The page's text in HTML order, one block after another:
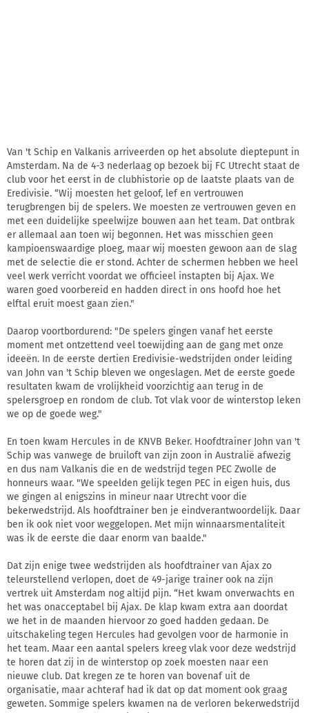
Van 't Schip en Valkanis arriveerden op het absolute dieptepunt in
Amsterdam. Na de 4-3 nederlaag op bezoek bij FC Utrecht staat de
club voor het eerst in de clubhistorie op de laatste plaats van de
Eredivisie. “Wij moesten het geloof, lef en vertrouwen
terugbrengen bij de spelers. We moesten ze vertrouwen geven en
met een duidelijke speelwijze bouwen aan het team. Dat ontbrak
er allemaal aan toen wij begonnen. Het was misschien geen
kampioenswaardige ploeg, maar wij moesten gewoon aan de slag
met de selectie die er stond. Achter de schermen hebben we heel
veel werk verricht voordat we officieel instapten bij Ajax. We
waren goed voorbereid en hadden direct in ons hoofd hoe het
elftal eruit moest gaan zien."
Daarop voortbordurend: "De spelers gingen vanaf het eerste
moment met ontzettend veel toewijding aan de gang met onze
ideeën. In de eerste dertien Eredivisie-wedstrijden onder leiding
van John van 't Schip bleven we ongeslagen. Met de eerste goede
resultaten kwam de vrolijkheid voorzichtig aan terug in de
spelersgroep en rondom de club. Tot vlak voor de winterstop leken
we op de goede weg."
En toen kwam Hercules in de KNVB Beker. Hoofdtrainer John van 't
Schip was vanwege de bruiloft van zijn zoon in Australië afwezig
en dus nam Valkanis die en de wedstrijd tegen PEC Zwolle de
honneurs waar. "We speelden gelijk tegen PEC in eigen huis, dus
we gingen al enigszins in mineur naar Utrecht voor die
bekerwedstrijd. Als hoofdtrainer ben je eindverantwoordelijk. Daar
ben ik ook niet voor weggelopen. Met mijn winnaarsmentaliteit
was ik de eerste die daar enorm van baalde."
Dat zijn enige twee wedstrijden als hoofdtrainer van Ajax zo
teleurstellend verlopen, doet de 49-jarige trainer ook na zijn
vertrek uit Amsterdam nog altijd pijn. “Het kwam onverwachts en
het was onacceptabel bij Ajax. De klap kwam extra aan doordat
we het in de maanden hiervoor zo goed hadden gedaan. De
uitschakeling tegen Hercules had gevolgen voor de harmonie in
het team. Maar een aantal spelers kreeg vlak voor deze wedstrijd
te horen dat zij in de winterstop op zoek moesten naar een
nieuwe club. Dat kregen ze te horen van bovenaf uit de
organisatie, maar achteraf had ik dat op dat moment ook graag
geweten. Sommige spelers kwamen na de verloren bekerwedstrijd